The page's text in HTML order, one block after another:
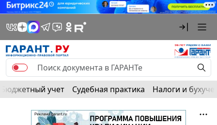
Бюджетный учет Судебная практика Налоги и